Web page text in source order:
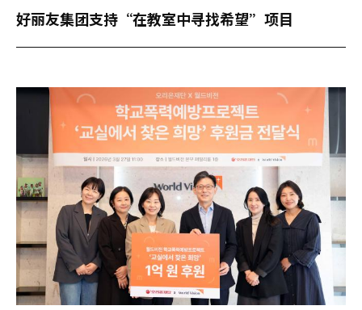
好丽友集团支持“在教室中寻找希望”项目